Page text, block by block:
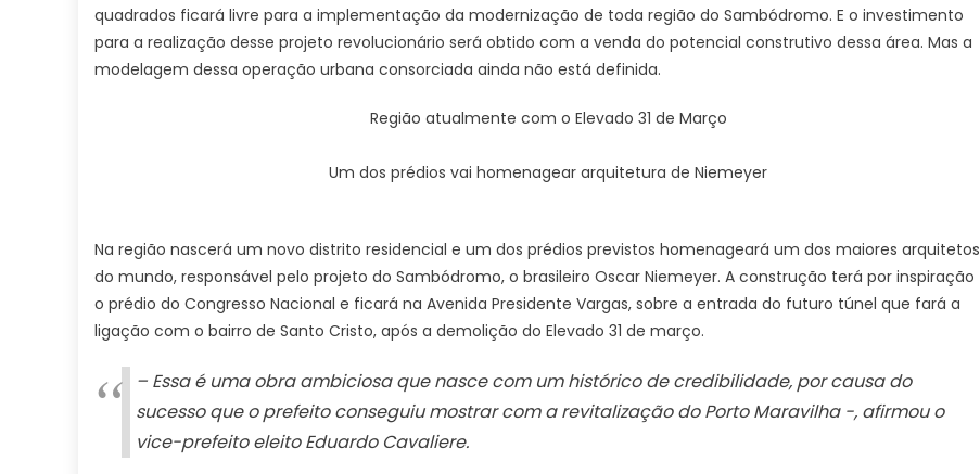
quadrados ficará livre para a implementação da modernização de toda região do Sambódromo. E o investimento
para a realização desse projeto revolucionário será obtido com a venda do potencial construtivo dessa área. Mas a
modelagem dessa operação urbana consorciada ainda não está definida.
Região atualmente com o Elevado 31 de Março
Um dos prédios vai homenagear arquitetura de Niemeyer
Na região nascerá um novo distrito residencial e um dos prédios previstos homenageará um dos maiores arquitetos
do mundo, responsável pelo projeto do Sambódromo, o brasileiro Oscar Niemeyer. A construção terá por inspiração
o prédio do Congresso Nacional e ficará na Avenida Presidente Vargas, sobre a entrada do futuro túnel que fará a
ligação com o bairro de Santo Cristo, após a demolição do Elevado 31 de março.
– Essa é uma obra ambiciosa que nasce com um histórico de credibilidade, por causa do
sucesso que o prefeito conseguiu mostrar com a revitalização do Porto Maravilha -, afirmou o
vice-prefeito eleito Eduardo Cavaliere.